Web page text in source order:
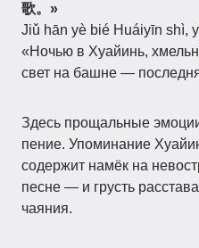
歌。»
Jiǔ hān yè bié Huáiyīn shì,
«Ночью в Хуайинь,
свет на башне —
Здесь прощальные
пение. Упоминание
содержит намёк на
песне — и грусть
чаяния.